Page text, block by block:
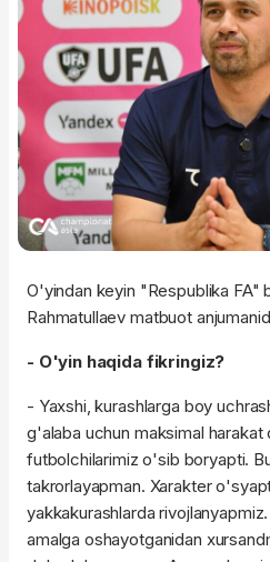
O'yindan keyin "Respublika FA"
Rahmatullaev matbuot
- O'yin haqida fikringiz?
- Yaxshi, kurashlarga boy
g'alaba uchun maksimal
futbolchilarimiz o'sib boryapti.
takrorlayapman. Xarakter
yakkakurashlarda
amalga oshayotganidan